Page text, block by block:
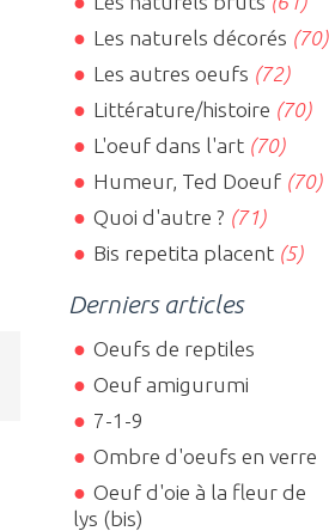
Les naturels décorés (70)
Les autres oeufs (72)
Littérature/histoire (70)
L'oeuf dans l'art(70)
Humeur, Ted Doeuf(70)
Quoi d'autre ? (71)
Bis repetita placent(5)
Derniers articles
Oeufs de reptiles
Oeuf amigurumi
7-1-9
Ombre d'oeufs en verre
Oeuf d'oie à la fleur de
lys (bis)